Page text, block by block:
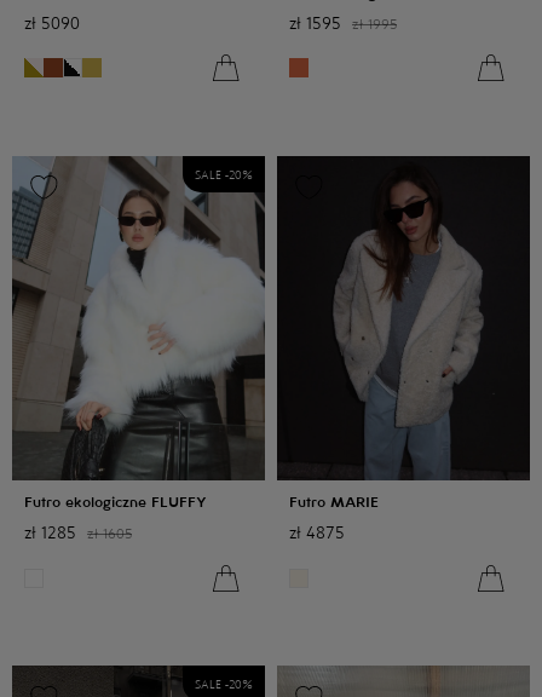
zł 5090 zł 1595 zł 1995
Futro ekologiczne FLUFFY
zł 1285 zł 1605
SALE -20 %
Futro MARIE
zł 4875
SALE -20 %